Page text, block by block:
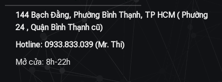
144 Bạch Đằng, Phường Bình Thạnh, TP HCM ( Phường
24 , Quận Bình Thạnh cũ)
Hotline: 0933.833.039(Mr. Thi)
Mở cửa: 8h-22h